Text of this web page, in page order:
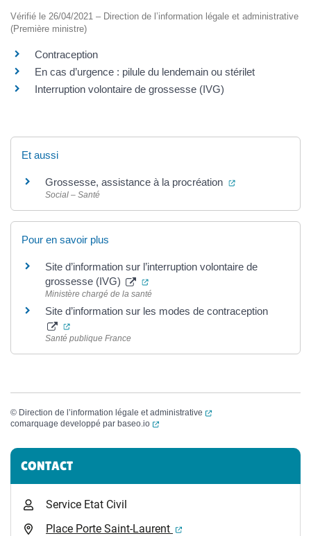
Vérifié le 26/04/2021 – Direction de l’information légale et administrative
(Première ministre)
Contraception
En cas d’urgence : pilule du lendemain ou stérilet
Interruption volontaire de grossesse (IVG)
Et aussi
Grossesse, assistance à la procréation (ouverture dans
Social – Santé
Pour en savoir plus
Site d’information sur l’interruption volontaire de
grossesse (IVG)
(ouverture dans un nouvel onglet)
Ministère chargé de la santé
Site d’information sur les modes de contraception
(ouverture dans un nouvel onglet)
Santé publique France
© Direction de l’information légale et administrative
(ouverture dans un
comarquage developpé par baseo.io (ouverture dans un nouvel onglet)
Informations complémentaires
CONTACT
Service Etat Civil
Place Porte Saint-Laurent
(ouverture dans un